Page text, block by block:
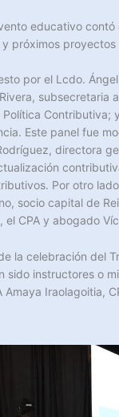
educativo
próximos
por el Lcdo.
subsecretaria
Contributiva;
Este panel fue
directora
Por otro
socio capital de
el CPA y abogado
la celebración del
sido instructores o
Amaya Iraolagoitia,